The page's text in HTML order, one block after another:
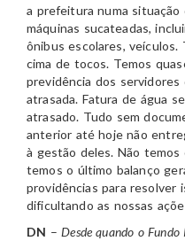
a prefeitura numa situação
máquinas sucateadas,
ônibus escolares,
cima de tocos. Temos
previdência dos servidores
atrasada. Fatura de água
atrasado. Tudo sem
anterior até hoje não
à gestão deles. Não
temos o último balanço
providências para resolver
dificultando as nossas
DN –Desde quando o